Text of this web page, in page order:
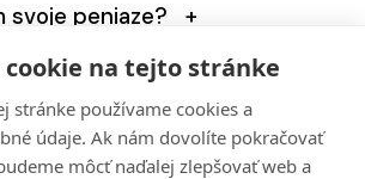
cookie na tejto stránke
stránke používame cookies a
údaje. Ak nám dovolíte pokračovať
môcť naďalej zlepšovať web a
hry musia byť na originálnom CD.
svoje peniaze?
(stolových hier alebo PC hier)
na váš účet bez ohľadu na to, či sa
za ponúknutú knihu?
ceny knihy, neúčtujeme si
servisné poplatky. Cenu výkupu vidíte
knihy alebo ISBN kódu.
zaviesť priamo na vašu adresu?